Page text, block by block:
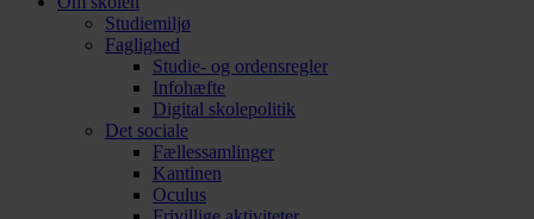
Studiemiljø
Faglighed
Studie- og ordensregler
Infohæfte
Digital skolepolitik
Det sociale
Fællessamlinger
Kantinen
Oculus